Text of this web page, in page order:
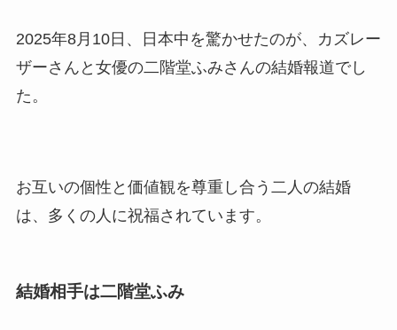
2025年8月10日、日本中を驚かせたのが、カズレー
ザーさんと女優の二階堂ふみさんの結婚報道でし
た。
お互いの個性と価値観を尊重し合う二人の結婚
は、多くの人に祝福されています。
結婚相手は二階堂ふみ